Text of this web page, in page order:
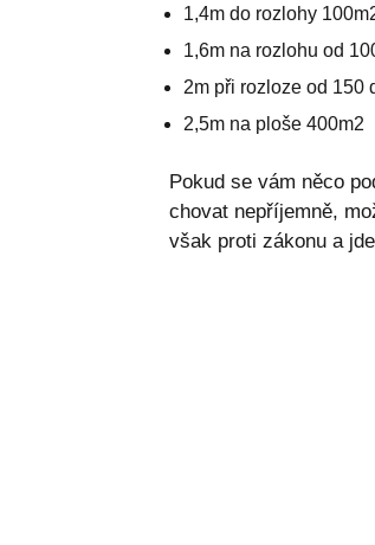
1,4m do rozlohy
1,6m na rozlohu od
2m při rozloze od 150
2,5m na ploše 400m2
Pokud se vám něco
chovat nepříjemně,
však proti zákonu a